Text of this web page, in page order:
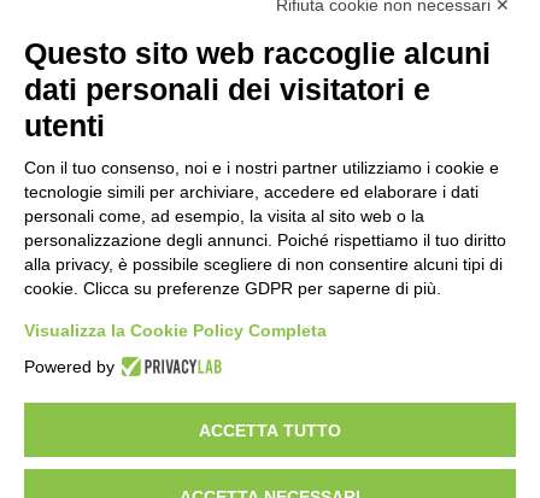
Amministrazione Trasparente
Privacy Policy
Dichiarazione di accessibilitàObiettivi di accessibilità
Seguici su:
Indirizzo:Via Gaetano Donizetti 30, Collegno
Centralino:0114053925 Email: toic8cg002@istruzione.it
Posta elettronica certificata (PEC):toic8cg002@pec.istruzione.it
Codice fiscale: 95641450010
Codice Indice delle Pubbliche Amministrazioni (IPA): D0ZZDV0V
Codice unico di fatturazione (CUF): FJDH3Z
Copyright 2023 © ISTITUTO COMPRENSIVO "GUGLIELMO MARCONI" |
PEC: TOIC8CG002@pec.istruzione.it
Rifiuta cookie non necessari ✕
Questo sito web raccoglie alcuni
dati personali dei visitatori e
utenti
Con il tuo consenso, noi e i nostri partner utilizziamo i cookie e
tecnologie simili per archiviare, accedere ed elaborare i dati
personali come, ad esempio, la visita al sito web o la
personalizzazione degli annunci. Poiché rispettiamo il tuo diritto
alla privacy, è possibile scegliere di non consentire alcuni tipi di
cookie. Clicca su preferenze GDPR per saperne di più.
Visualizza la Cookie Policy Completa
Powered by
ACCETTA TUTTO